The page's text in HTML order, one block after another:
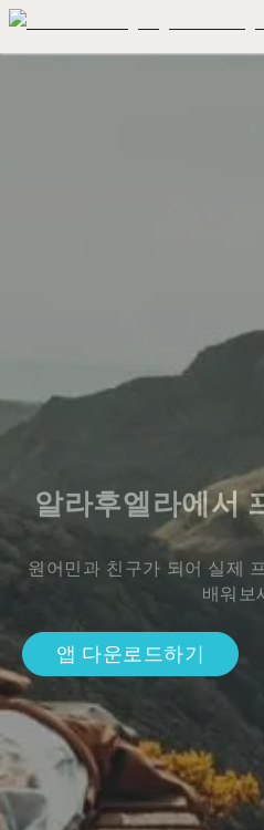
알라후엘라에서
원어민과 친구가 되어 실제
배워보
앱 다운로드하기